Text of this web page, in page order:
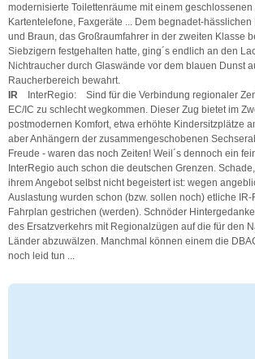
modernisierte Toilettenräume mit einem geschlossenen
Kartentelefone, Faxgeräte ... Dem begnadet-
und Braun, das Großraumfahrer in der zweiten Klasse
Siebzigern festgehalten hatte, ging´s endlich an den
Nichtraucher durch Glaswände vor dem blauen Dunst
Raucherbereich bewahrt.
IR
InterRegio: Sind für die Verbindung regionaler
EC/IC zu schlecht wegkommen. Dieser Zug bietet im
postmodernen Komfort, etwa erhöhte Kindersitzplätze
aber Anhängern der zusammengeschobenen
Freude - waren das noch Zeiten! Weil´s dennoch ein
InterRegio auch schon die deutschen Grenzen.
ihrem Angebot selbst nicht begeistert ist: wegen
Auslastung wurden schon (bzw. sollen noch) etliche
Fahrplan gestrichen (werden). Schnöder
des Ersatzverkehrs mit Regionalzügen auf die für den
Länder abzuwälzen. Manchmal können einem die
noch leid tun ...